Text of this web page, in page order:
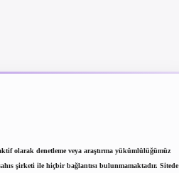
olarak denetleme veya araştırma yükümlülüğümüz
şirketi ile hiçbir bağlantısı bulunmamaktadır. Sitede